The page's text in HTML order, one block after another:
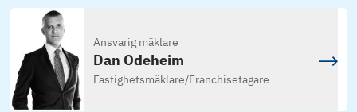
Ansvarig mäklare
Dan Odeheim
Fastighetsmäklare/Franchisetagare